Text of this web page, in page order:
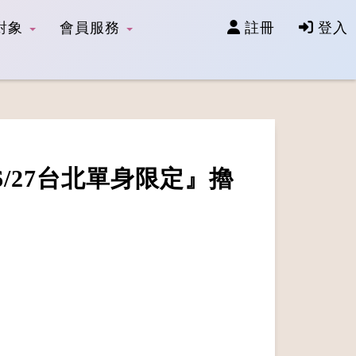
象 會員服務 註冊 登入
台北單身限定』擼